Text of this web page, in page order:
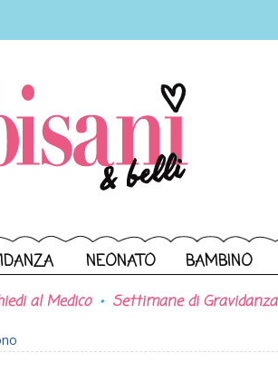
NEONATO BAMBINO
al Medico Settimane di Gravidanza